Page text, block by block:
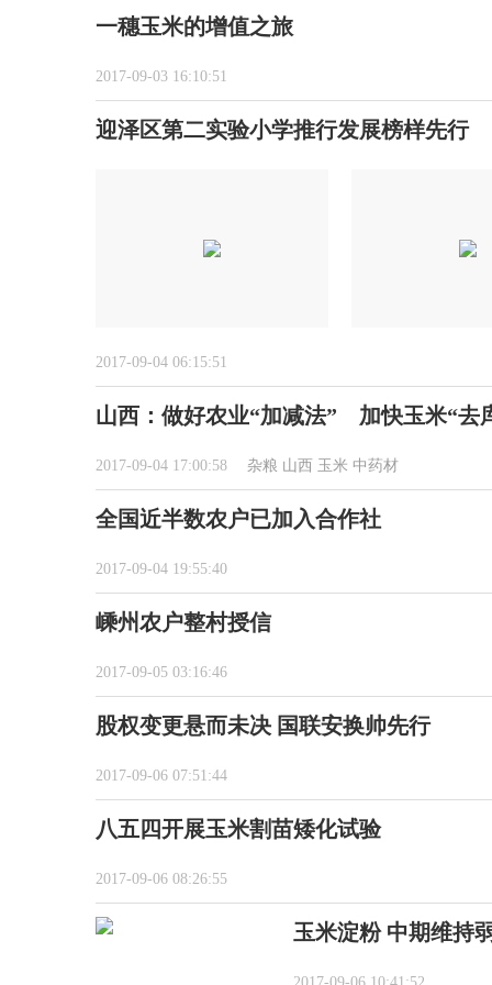
一穗玉米的增值之旅
2017-09-03 16:10:51
迎泽区第二实验小学推行发展榜样先行
2017-09-04 06:15:51
山西：做好农业“加减法” 加快玉米“去
2017-09-04 17:00:58 杂粮 山西 玉米 中药材
全国近半数农户已加入合作社
2017-09-04 19:55:40
嵊州农户整村授信
2017-09-05 03:16:46
股权变更悬而未决 国联安换帅先行
2017-09-06 07:51:44
八五四开展玉米割苗矮化试验
2017-09-06 08:26:55
玉米淀粉 中期维持